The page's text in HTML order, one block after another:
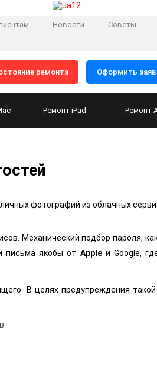
Новости
Советы
ремонта Оформить
Ремонт iPad Ремонт
фотографий из облачных
Механический подбор пароля,
письма якобы от Appleи Google,
В целях предупреждения